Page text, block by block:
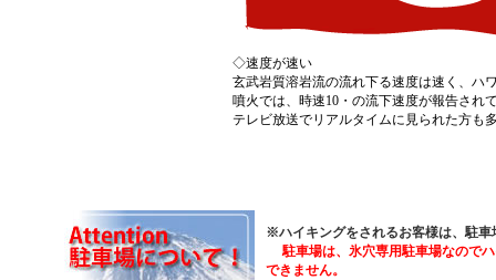
◇速度が速い
玄武岩質溶岩流の流れ下る速度は速く、ハ
噴火では、時速10・の流下速度が報告され
テレビ放送でリアルタイムに見られた方も
※ハイキングをされるお客様は、駐
駐車場は、 氷穴専用駐車場なので
できません。